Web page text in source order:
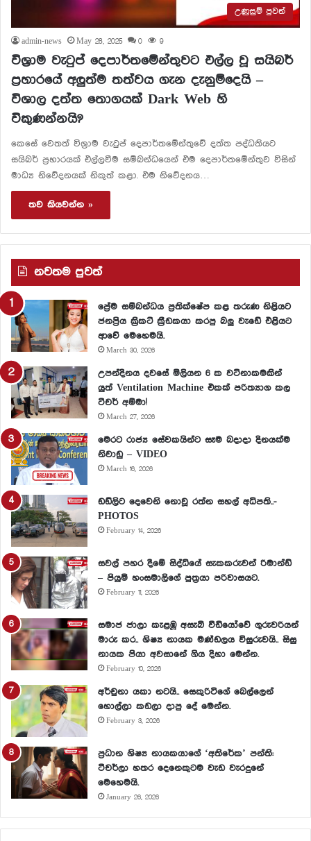
උණුසුම් පුවත්
admin-news May 28, 2025 0 9
විශ‍්‍රාම වැටුප් දෙපාර්තමේන්තුවට එල්ල වූ සයිබර්
ප්‍රහාරයේ අලුත්ම තත්වය ගැන දැනුම්දෙයි –
විශාල දත්ත තොගයක් Dark Web හි
විකුණන්නයි?
කෙසේ වෙතත් විශ්‍රාම වැටුප් දෙපාර්තමේන්තුවේ දත්ත පද්ධතියට
සයිබර් ප්‍රහාරයක් එල්ලවීම සම්බන්ධයෙන් එම දෙපාර්තමේන්තුව විසින්
මාධ්‍ය නිවේදනයක් නිකුත් කළා. එම නිවේදනය…
තව කියවන්න »
නවතම පුවත්
ප්‍රේම සම්බන්ධය ප්‍රතික්ෂේප කළ තරුණ නිළියට
ජනප්‍රිය ක්‍රිකට් ක්‍රීඩකයා කරපු බලු වැඩේ එළියට
ආවේ මෙහෙමයි.
March 30, 2026
උපන්දිනය දවසේ මිලියන 6 ක වටිනාකමකින්
යුත් Ventilation Machine එකක් පරිත්‍යාග කල
ටීචර් අම්මා!
March 27, 2026
මෙරට රාජ්‍ය සේවකයින්ට සෑම බදාදා දිනයක්ම
නිවාඩු – VIDEO
March 16, 2026
ඩඩ්ලිට දෙවෙනි නොවූ රත්න සහල් අධිපති..-
PHOTOS
February 14, 2026
සවල් පහර දීමේ සිද්ධියේ සැකකරුවන් රිමාන්ඩ්
– පියුමි හංසමාලිගේ පුත්‍රයා පරිවාසයට.
February 11, 2026
සමාජ ජාලා කැළඹූ අසැබි වීඩියෝවේ ගුරුවරියන්
මාරු කර.. ශිෂ්‍ය නායක මණ්ඩලය විසුරුවයි.. සිසු
නායක පියා අවසානේ ගිය දිහා මෙන්න.
February 10, 2026
අර්චුනා යකා නටයි.. සෙකුරිටිගේ බෙල්ලෙන්
හොල්ලා කඩලා දාපු දේ මෙන්න.
February 3, 2026
ප්‍රධාන ශිෂ්‍ය නායකයාගේ ‘අතිරේක’ පන්ති:
ටීචර්ලා හතර දෙනෙකුටම වැඩ වැරදුනේ
මෙහෙමයි.
January 26, 2026